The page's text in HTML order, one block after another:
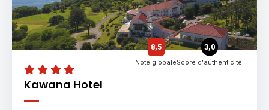
Kawana Hotel
8,5
Note globale
3,0
Score d'authenticité